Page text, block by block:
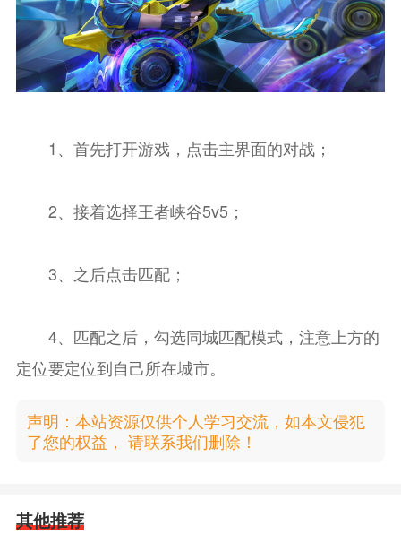
1、首先打开游戏，点击主界面的对战；
2、接着选择王者峡谷5v5；
3、之后点击匹配；
4、匹配之后，勾选同城匹配模式，注意上方的
定位要定位到自己所在城市。
声明：本站资源仅供个人学习交流，如本文侵犯
了您的权益， 请联系我们删除！
其他推荐